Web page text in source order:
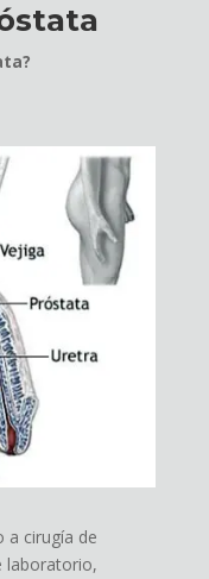
a cirugía de
laboratorio,